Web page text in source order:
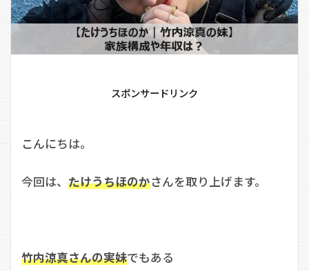
スポンサードリンク
こんにちは。
今回は、 たけうちほのかさんを取り上げます。
竹内涼真さんの実妹でもある